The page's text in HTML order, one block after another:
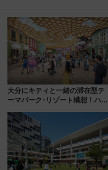
大分にキティと一緒の滞在型テ
ーマパーク･リゾート構想！ハー
建設などで「天空のリゾート」
化！